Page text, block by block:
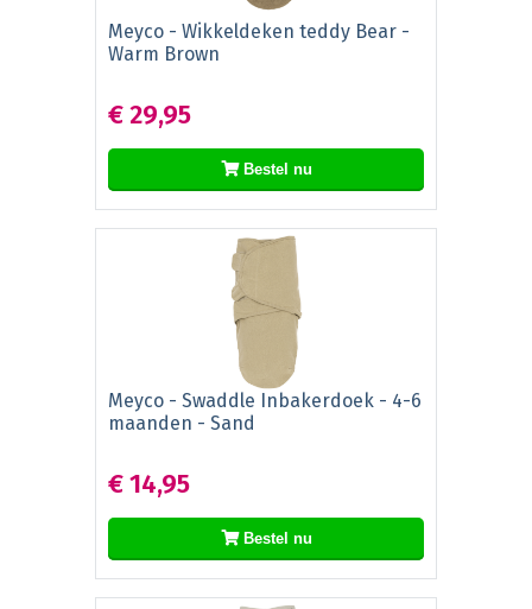
Meyco - Wikkeldeken teddy Bear -
Warm Brown
€ 29,95
Bestel nu
Meyco - Swaddle Inbakerdoek - 4-6
maanden - Sand
€ 14,95
Bestel nu